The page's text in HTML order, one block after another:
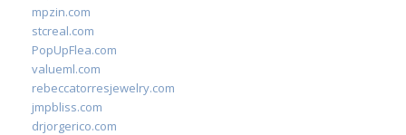
mpzin.com
stcreal.com
PopUpFlea.com
valueml.com
rebeccatorresjewelry.com
jmpbliss.com
drjorgerico.com